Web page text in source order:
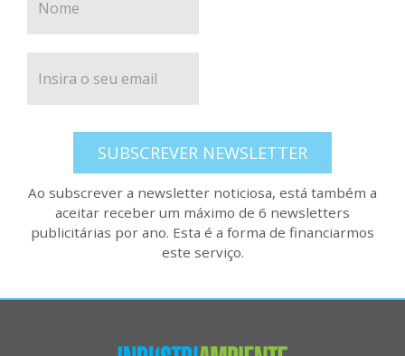
SUBSCREVER NEWSLETTER
Ao subscrever a newsletter noticiosa, está também a
aceitar receber um máximo de 6 newsletters
publicitárias por ano. Esta é a forma de financiarmos
este serviço.